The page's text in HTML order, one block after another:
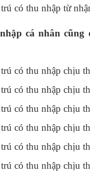
có thu nhập từ
cá nhân
có thu nhập chịu
có thu nhập chịu
có thu nhập chịu
có thu nhập chịu
có thu nhập chịu
có thu nhập chịu